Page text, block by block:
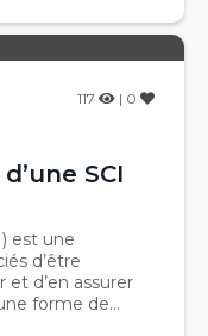
117 | 0
SCI
est une
d’être
et d’en assurer
forme de...